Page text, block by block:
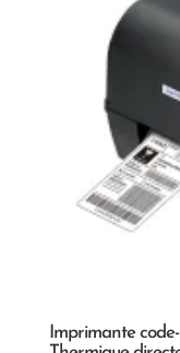
Imprimante